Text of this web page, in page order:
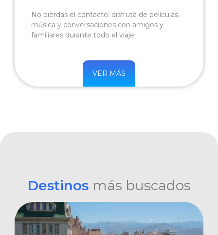
No pierdas el contacto: disfrutá de películas,
música y conversaciones con amigos y
familiares durante todo el viaje.
VER MÁS
Destinos más buscados